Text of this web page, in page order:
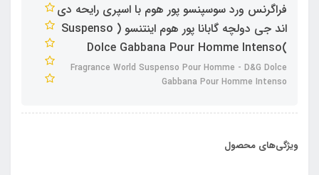
فراگرنس ورد سوسپنسو پور هوم با اسپری رایحه دی
اند جی دولچه گابانا پور هوم اینتنسو ( Suspenso
)Dolce Gabbana Pour Homme Intenso
Fragrance World Suspenso Pour Homme - D&G Dolce
Gabbana Pour Homme Intenso
ویژگی‌های محصول